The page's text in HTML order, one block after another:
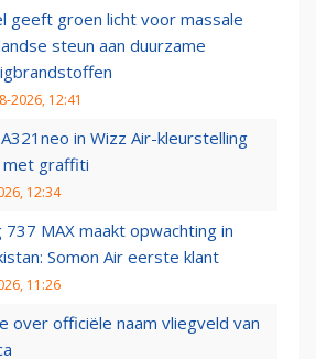
geeft groen licht voor massale
steun aan duurzame
2026, 12:41
in Wizz Air-kleurstelling
met graffiti
12:34
737 MAX maakt opwachting in
Somon Air eerste klant
11:26
over officiële naam vliegveld van